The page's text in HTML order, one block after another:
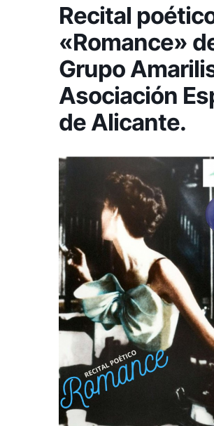
Recital
«Romance»
Grupo
Asociación
de Alicante.